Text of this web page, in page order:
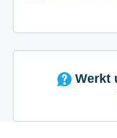
Werkt u in het weekend en op